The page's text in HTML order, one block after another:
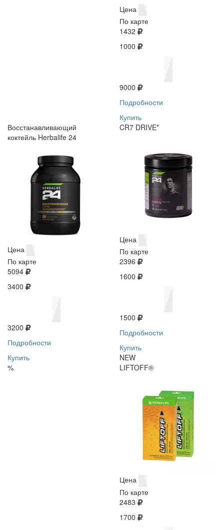
Цена
По карте
1432
1000
9000
Подробности
Купить
Восстанавливающий
коктейль Herbalife 24
Цена
По карте
5094
3400
3200
Подробности
Купить
%
CR7 DRIVE*
Цена
По карте
2396
1600
1500
Подробности
Купить
NEW
LIFTOFF®
Цена
По карте
2483
1700